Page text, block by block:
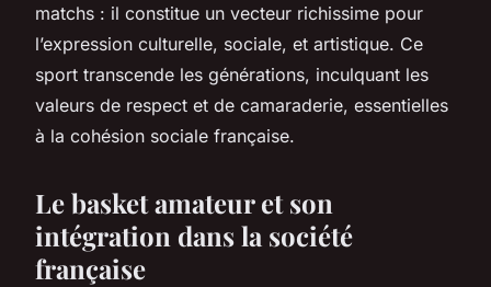
matchs : il constitue un vecteur richissime pour
l’expression culturelle, sociale, et artistique. Ce
sport transcende les générations, inculquant les
valeurs de respect et de camaraderie, essentielles
à la cohésion sociale française.
Le basket amateur et son
intégration dans la société
française